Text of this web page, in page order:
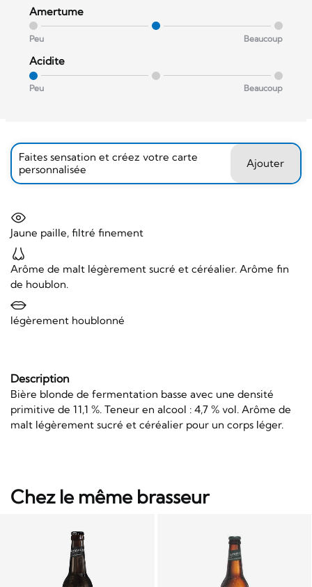
Amertume
Peu Beaucoup
Acidite
Peu Beaucoup
Faites sensation et créez votre carte
personnalisée
Ajouter
Jaune paille, filtré finement
Arôme de malt légèrement sucré et céréalier. Arôme fin
de houblon.
légèrement houblonné
Description
Bière blonde de fermentation basse avec une densité
primitive de 11,1 %. Teneur en alcool : 4,7 % vol. Arôme de
malt légèrement sucré et céréalier pour un corps léger.
Chez le même brasseur